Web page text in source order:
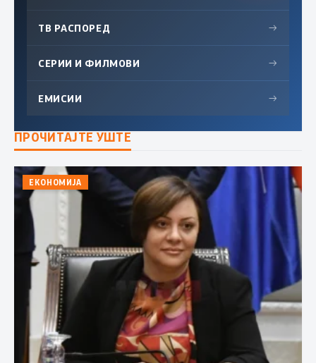
ТВ РАСПОРЕД →
СЕРИИ И ФИЛМОВИ →
ЕМИСИИ →
ПРОЧИТАЈТЕ УШТЕ
ЕКОНОМИЈА